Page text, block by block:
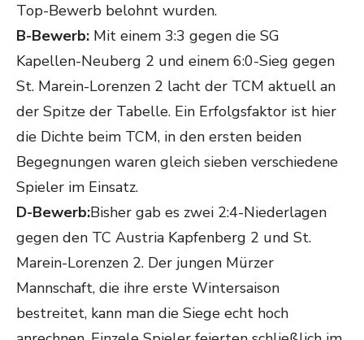
Top-Bewerb belohnt wurden.
B-Bewerb: Mit einem 3:3 gegen die SG
Kapellen-Neuberg 2 und einem 6:0-Sieg gegen
St. Marein-Lorenzen 2 lacht der TCM aktuell an
der Spitze der Tabelle. Ein Erfolgsfaktor ist hier
die Dichte beim TCM, in den ersten beiden
Begegnungen waren gleich sieben verschiedene
Spieler im Einsatz.
D-Bewerb:Bisher gab es zwei 2:4-Niederlagen
gegen den TC Austria Kapfenberg 2 und St.
Marein-Lorenzen 2. Der jungen Mürzer
Mannschaft, die ihre erste Wintersaison
bestreitet, kann man die Siege echt hoch